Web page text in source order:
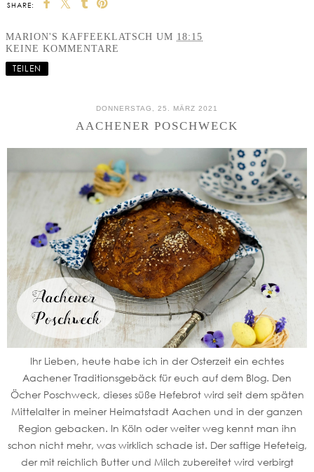
SHARE:
MARION'S KAFFEEKLATSCH UM 18:15
KEINE KOMMENTARE
TEILEN
DONNERSTAG, 25. MÄRZ 2021
AACHENER POSCHWECK
Ihr Lieben, heute habe ich in der Osterzeit ein echtes
Aachener Traditionsgebäck für euch auf dem Blog. Den
Öcher Poschweck, dieses süße Hefebrot wird seit dem späten
Mittelalter in meiner Heimatstadt Aachen und in der ganzen
Region gebacken. In Köln oder weiter weg kennt man ihn
schon nicht mehr, was wirklich schade ist. Der saftige Hefeteig,
der mit reichlich Butter und Milch zubereitet wird verbirgt